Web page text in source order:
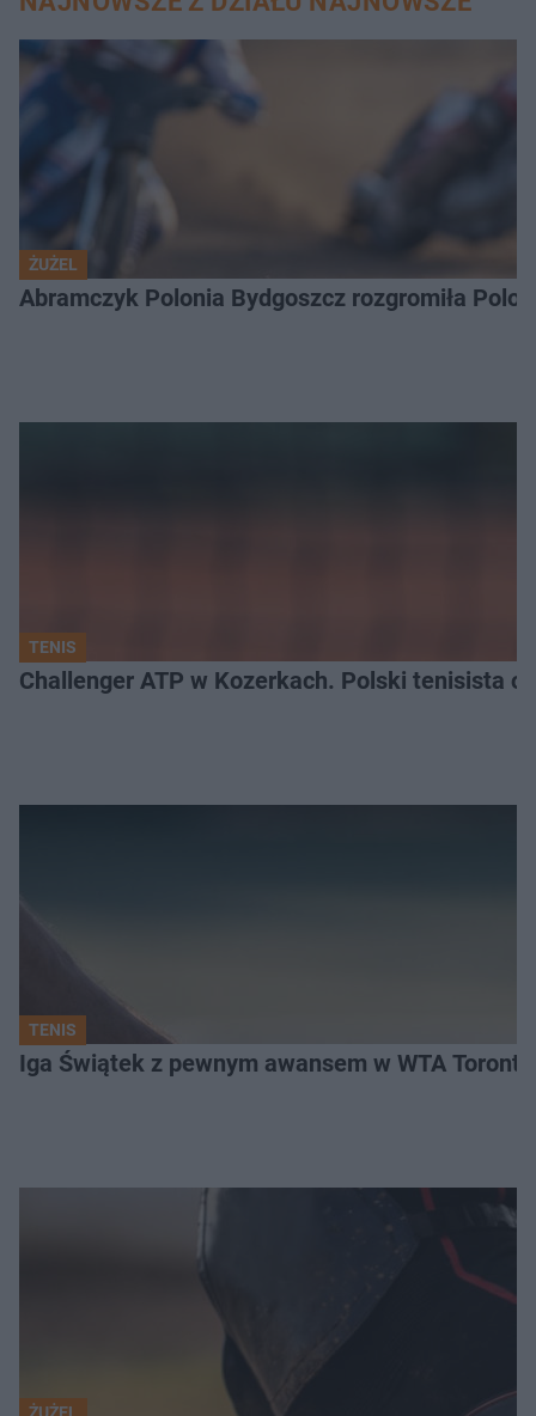
ŻUŻEL
Abramczyk Polonia Bydgoszcz rozgromiła
TENIS
Challenger ATP w Kozerkach. Polski tenisista
TENIS
Iga Świątek z pewnym awansem w WTA
ŻUŻEL